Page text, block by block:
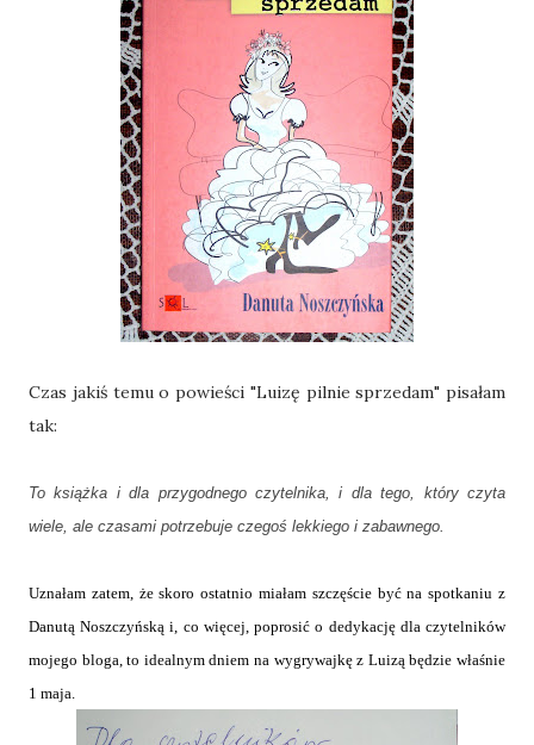
Czas jakiś temu o powieści "Luizę pilnie sprzedam" pisałam
tak:
To książka i dla przygodnego czytelnika, i dla tego, który czyta
wiele, ale czasami potrzebuje czegoś lekkiego i zabawnego.
Uznałam zatem, że skoro ostatnio miałam szczęście być na spotkaniu z
Danutą Noszczyńską i, co więcej, poprosić o dedykację dla czytelników
mojego bloga, to idealnym dniem na wygrywajkę z Luizą będzie właśnie
1 maja.